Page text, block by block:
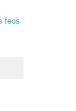
feos